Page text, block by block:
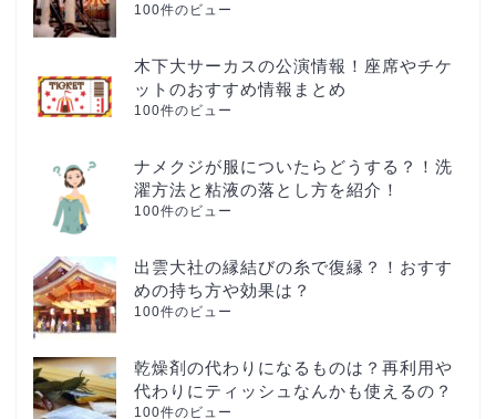
100件のビュー
木下大サーカスの公演情報！座席やチケ
ットのおすすめ情報まとめ
100件のビュー
ナメクジが服についたらどうする？！洗
濯方法と粘液の落とし方を紹介！
100件のビュー
出雲大社の縁結びの糸で復縁？！おすす
めの持ち方や効果は？
100件のビュー
乾燥剤の代わりになるものは？再利用や
代わりにティッシュなんかも使えるの？
100件のビュー